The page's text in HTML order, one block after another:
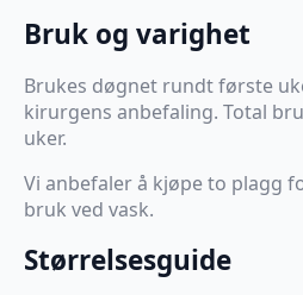
Bruk og varighet
Brukes døgnet rundt første
kirurgens anbefaling. Total
uker.
Vi anbefaler å kjøpe to plagg
bruk ved vask.
Størrelsesguide